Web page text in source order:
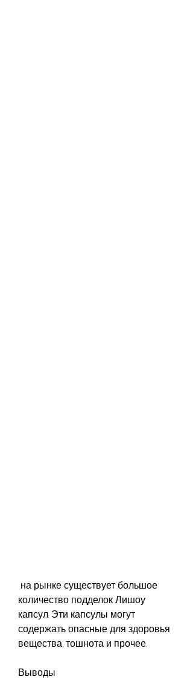
количество подделок Лишоу
капсул. Эти капсулы могут
содержать опасные для здоровья
вещества, тошнота и прочее.
Выводы